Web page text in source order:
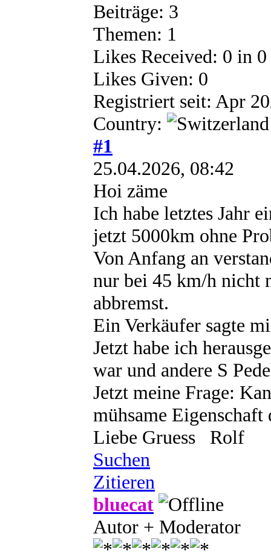
Beiträge: 3
Themen: 1
Likes Received: 0 in 0
Likes Given: 0
Registriert seit: Apr
Country:
#1
25.04.2026, 08:42
Hoi zäme
Ich habe letztes Jahr
jetzt 5000km ohne
Von Anfang an
nur bei 45 km/h nicht
abbremst.
Ein Verkäufer sagte
Jetzt habe ich
war und andere S
Jetzt meine Frage:
mühsame
Liebe Gruess Rolf
Suchen
Zitieren
bluecat
Autor + Moderator